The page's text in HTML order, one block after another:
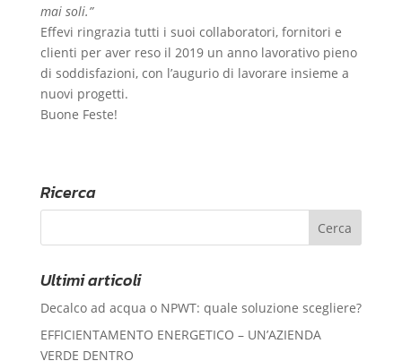
mai soli.”
Effevi ringrazia tutti i suoi collaboratori, fornitori e
clienti per aver reso il 2019 un anno lavorativo pieno
di soddisfazioni, con l’augurio di lavorare insieme a
nuovi progetti.
Buone Feste!
Ricerca
Ultimi articoli
Decalco ad acqua o NPWT: quale soluzione scegliere?
EFFICIENTAMENTO ENERGETICO – UN’AZIENDA
VERDE DENTRO